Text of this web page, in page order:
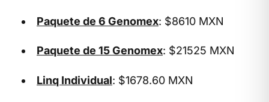
Paquete de 6 Genomex: $8610 MXN
Paquete de 15 Genomex: $21525 MXN
Linq Individual: $1678.60 MXN